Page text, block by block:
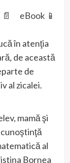
eBook 📱
în atenţia
de această
de
al zicalei.
mamă şi
al
Bornea